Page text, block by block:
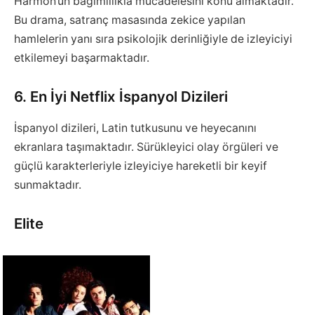
Bu drama, satranç masasında zekice yapılan
hamlelerin yanı sıra psikolojik derinliğiyle de izleyiciyi
etkilemeyi başarmaktadır.
6. En İyi Netflix İspanyol Dizileri
İspanyol dizileri, Latin tutkusunu ve heyecanını
ekranlara taşımaktadır. Sürükleyici olay örgüleri ve
güçlü karakterleriyle izleyiciye hareketli bir keyif
sunmaktadır.
Elite